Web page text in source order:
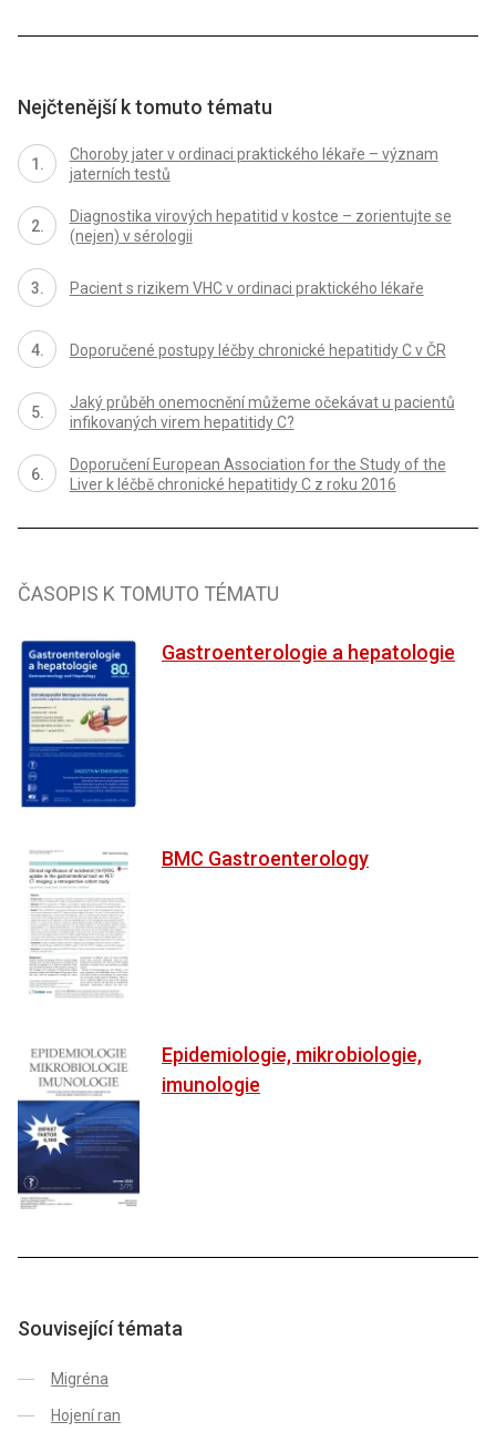
Nejčtenější k tomuto tématu
Choroby jater v ordinaci praktického lékaře – význam
jaterních testů
Diagnostika virových hepatitid v kostce – zorientujte se
(nejen) v sérologii
Pacient s rizikem VHC v ordinaci praktického lékaře
Doporučené postupy léčby chronické hepatitidy C v ČR
Jaký průběh onemocnění můžeme očekávat u pacientů
infikovaných virem hepatitidy C?
Doporučení European Association for the Study of the
Liver k léčbě chronické hepatitidy C z roku 2016
ČASOPIS K TOMUTO TÉMATU
Gastroenterologie a hepatologie
BMC Gastroenterology
Epidemiologie, mikrobiologie,
imunologie
Související témata
Migréna
Hojení ran